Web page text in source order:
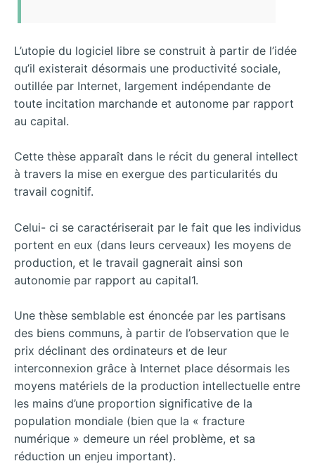
L’utopie du logiciel libre se construit à partir de l’idée
qu’il existerait désormais une productivité sociale,
outillée par Internet, largement indépendante de
toute incitation marchande et autonome par rapport
au capital.
Cette thèse apparaît dans le récit du general intellect
à travers la mise en exergue des particularités du
travail cognitif.
Celui- ci se caractériserait par le fait que les individus
portent en eux (dans leurs cerveaux) les moyens de
production, et le travail gagnerait ainsi son
autonomie par rapport au capital1.
Une thèse semblable est énoncée par les partisans
des biens communs, à partir de l’observation que le
prix déclinant des ordinateurs et de leur
interconnexion grâce à Internet place désormais les
moyens matériels de la production intellectuelle entre
les mains d’une proportion significative de la
population mondiale (bien que la « fracture
numérique » demeure un réel problème, et sa
réduction un enjeu important).